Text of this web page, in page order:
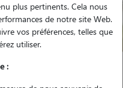
Sitter
plus pertinents. Cela nous
de notre site Web.
vos préférences, telles que
utiliser.
: